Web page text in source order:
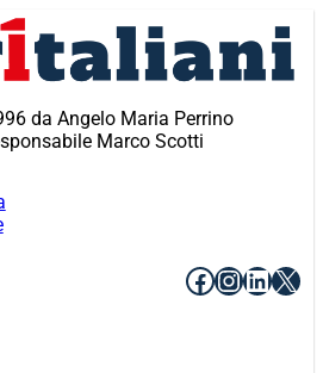
da Angelo Maria Perrino
Marco Scotti
Facebook
X